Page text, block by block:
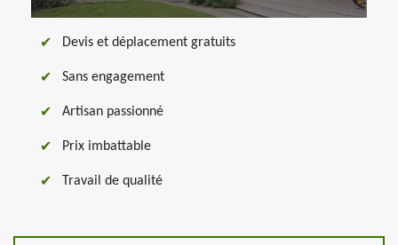
Devis et déplacement gratuits
Sans engagement
Artisan passionné
Prix imbattable
Travail de qualité